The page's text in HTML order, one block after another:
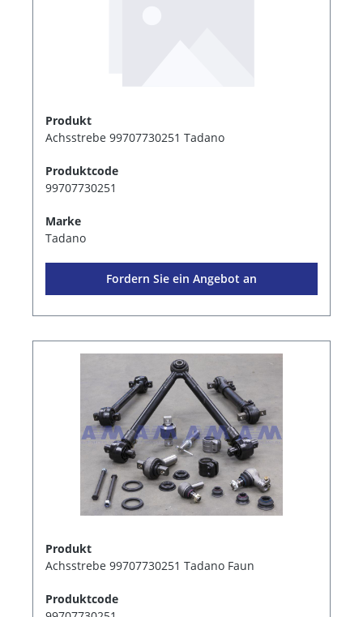
Produkt
Achsstrebe 99707730251 Tadano
Produktcode
99707730251
Marke
Tadano
Fordern Sie ein Angebot an
Produkt
Achsstrebe 99707730251 Tadano Faun
Produktcode